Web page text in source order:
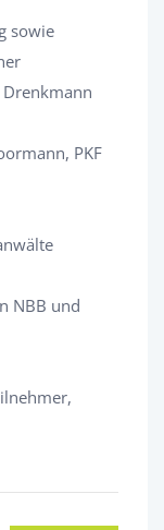
sowie
Drenkmann
PKF
NBB und